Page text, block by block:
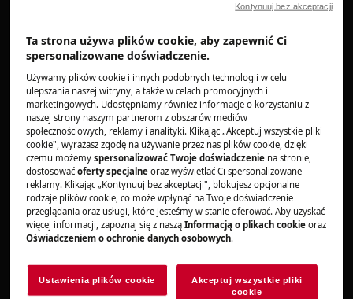
czyszczące lub gąbki do szorowania, ponieważ
mogą one zarysować powierzchnię.
4. Przetrzyj płytę grzewczą miękką, suchą
ściereczką.
Czyszczenie płyty indukcyjnej
SaphirMatt®
Wybrane płyty indukcyjne AEG są wykonane z
matowej powierzchni szklanej SaphirMatt®. W
zależności od modelu, może to być zaznaczone
na płycie. Postępuj zgodnie z poniższymi
wskazówkami dotyczącymi czyszczenia.
Ta strona używa plików cookie, aby zapewnić Ci
spersonalizowane doświadczenie.
Używamy plików cookie i innych podobnych technologii w celu
ulepszania naszej witryny, a także w celach promocyjnych i
marketingowych. Udostępniamy również informacje o korzystaniu z
naszej strony naszym partnerom z obszarów mediów
społecznościowych, reklamy i analityki. Klikając „Akceptuj wszystkie pliki
cookie", wyrażasz zgodę na używanie przez nas plików cookie, dzięki
czemu możemyspersonalizować Twoje doświadczenie na stronie,
dostosowaćoferty specjalne oraz wyświetlać Ci spersonalizowane
reklamy. Klikając „Kontynuuj bez akceptacji", blokujesz opcjonalne
rodzaje plików cookie, co może wpłynąć na Twoje doświadczenie
przeglądania oraz usługi, które jesteśmy w stanie oferować. Aby uzyskać
więcej informacji, zapoznaj się z nasząInformacją o plikach cookie oraz
Oświadczeniem o ochronie danych osobowych.
Ustawienia plików cookie
Akceptuj wszystkie pliki
cookie
Kontynuuj bez akceptacji